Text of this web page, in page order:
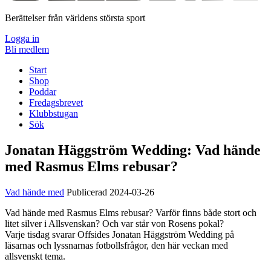
Berättelser från världens största sport
Logga in
Bli medlem
Start
Shop
Poddar
Fredagsbrevet
Klubbstugan
Sök
Jonatan Häggström Wedding: Vad hände
med Rasmus Elms rebusar?
Vad hände med Publicerad 2024-03-26
Vad hände med Rasmus Elms rebusar? Varför finns både stort och
litet silver i Allsvenskan? Och var står von Rosens pokal?
Varje tisdag svarar Offsides Jonatan Häggström Wedding på
läsarnas och lyssnarnas fotbollsfrågor, den här veckan med
allsvenskt tema.